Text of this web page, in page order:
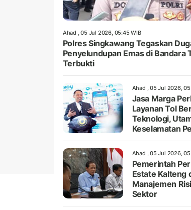
Ahad , 05 Jul 2026, 05:45 WIB
Polres Singkawang Tegaskan
Penyelundupan Emas di Bandara
Terbukti
Ahad , 05 Jul 2026,
Jasa Marga
Layanan Tol
Teknologi,
Keselamatan
Ahad , 05 Jul 2026,
Pemerintah
Estate Kalteng
Manajemen
Sektor